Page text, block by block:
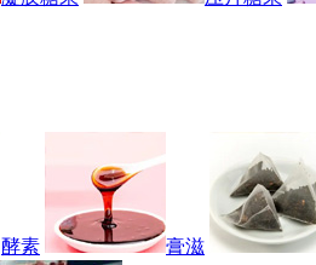
酵素 膏滋